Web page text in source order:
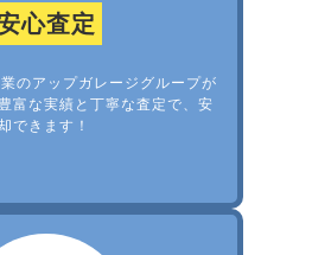
心査定
のアップガレージグループが
富な実績と丁寧な査定で、安
できます！